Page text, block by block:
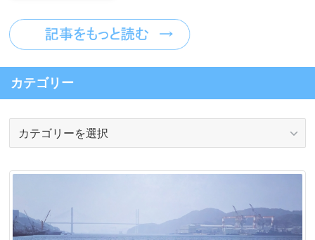
カテゴリー
リ